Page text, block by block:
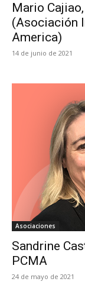
Mario
(Asociación
America)
14 de junio de 2021
Asociaciones
Sandrine
PCMA
24 de mayo de 2021